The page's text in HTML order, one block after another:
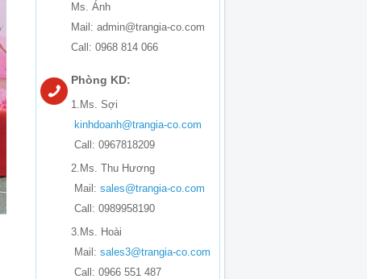
Ms. Ánh
Mail: admin@trangia-co.com
Call: 0968 814 066
Phòng KD:
1.Ms. Sợi
kinhdoanh@trangia-co.com
Call: 0967818209
2.Ms. Thu Hương
Mail: sales@trangia-co.com
Call: 0989958190
3.Ms. Hoài
Mail: sales3@trangia-co.com
Call: 0966 551 487